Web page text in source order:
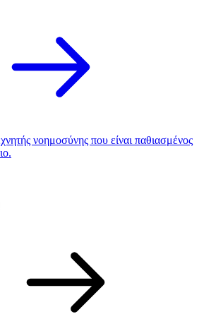
νοημοσύνης που είναι παθιασμένος